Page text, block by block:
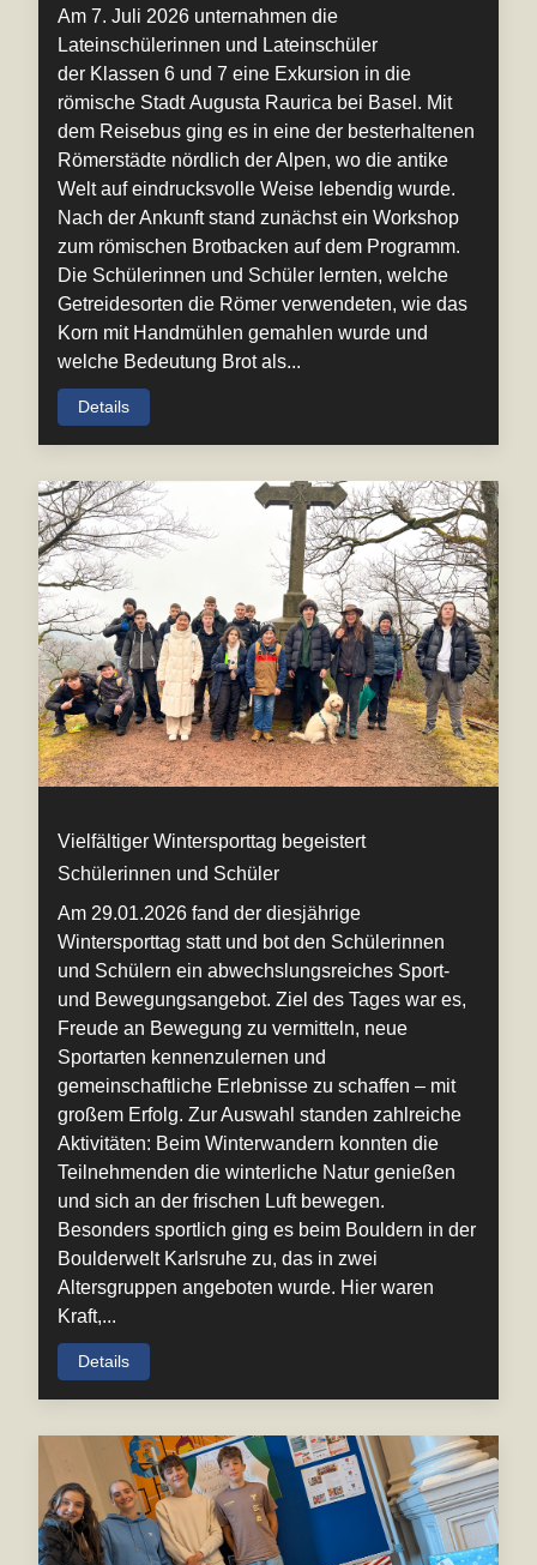
Am 7. Juli 2026 unternahmen die
Lateinschülerinnen und Lateinschüler
der Klassen 6 und 7 eine Exkursion in die
römische Stadt Augusta Raurica bei Basel. Mit
dem Reisebus ging es in eine der besterhaltenen
Römerstädte nördlich der Alpen, wo die antike
Welt auf eindrucksvolle Weise lebendig wurde.
Nach der Ankunft stand zunächst ein Workshop
zum römischen Brotbacken auf dem Programm.
Die Schülerinnen und Schüler lernten, welche
Getreidesorten die Römer verwendeten, wie das
Korn mit Handmühlen gemahlen wurde und
welche Bedeutung Brot als...
Details
Vielfältiger Wintersporttag begeistert
Schülerinnen und Schüler
Am 29.01.2026 fand der diesjährige
Wintersporttag statt und bot den Schülerinnen
und Schülern ein abwechslungsreiches Sport-
und Bewegungsangebot. Ziel des Tages war es,
Freude an Bewegung zu vermitteln, neue
Sportarten kennenzulernen und
gemeinschaftliche Erlebnisse zu schaffen – mit
großem Erfolg. Zur Auswahl standen zahlreiche
Aktivitäten: Beim Winterwandern konnten die
Teilnehmenden die winterliche Natur genießen
und sich an der frischen Luft bewegen.
Besonders sportlich ging es beim Bouldern in der
Boulderwelt Karlsruhe zu, das in zwei
Altersgruppen angeboten wurde. Hier waren
Kraft,...
Details